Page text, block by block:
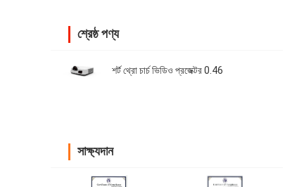
শ্রেষ্ঠ পণ্য
শর্ট থ্রো চার্চ ভিডিও প্রজেক্টর 0.46
সাক্ষ্যদান